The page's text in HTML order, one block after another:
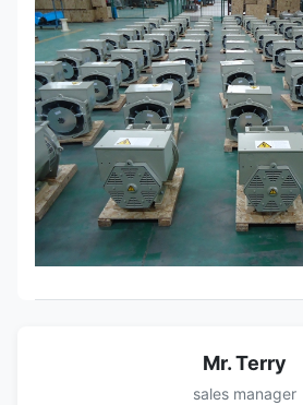
Mr. Terry
sales manager